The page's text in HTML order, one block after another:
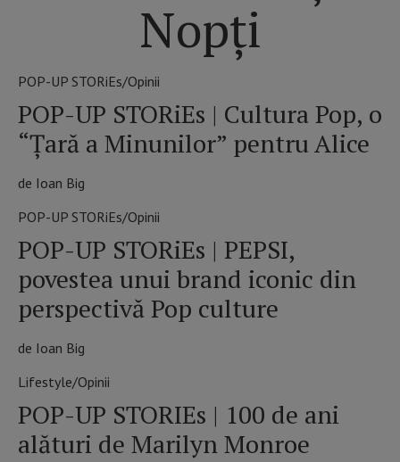
Nopți
POP-UP STORiEs/Opinii
POP-UP STORiEs | Cultura Pop, o
“Ţară a Minunilor” pentru Alice
de Ioan Big
POP-UP STORiEs/Opinii
POP-UP STORiEs | PEPSI,
povestea unui brand iconic din
perspectivă Pop culture
de Ioan Big
Lifestyle/Opinii
POP-UP STORIEs | 100 de ani
alături de Marilyn Monroe